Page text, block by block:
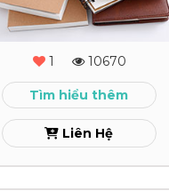
Còng
Xem
1 10670
Tìm hiểu thêm
Liên Hệ